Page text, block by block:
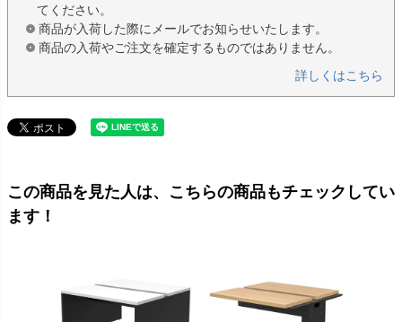
てください。
商品が入荷した際にメールでお知らせいたします。
商品の入荷やご注文を確定するものではありません。
詳しくはこちら
この商品を見た人は、こちらの商品もチェックしてい
ます！